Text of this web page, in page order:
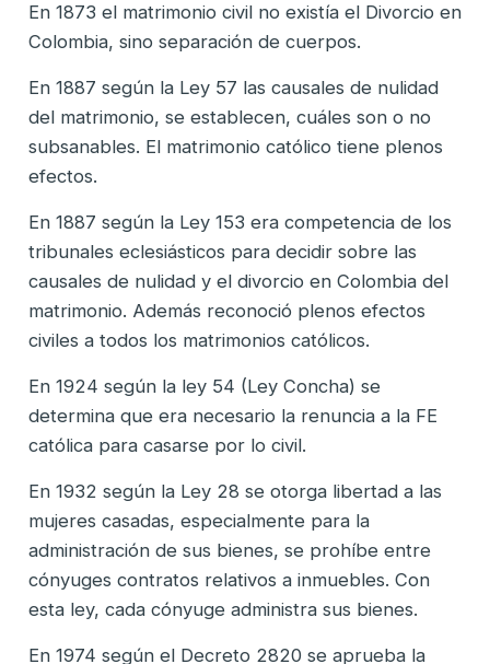
En 1873 el matrimonio civil no existía el Divorcio en
Colombia, sino separación de cuerpos.
En 1887 según la Ley 57 las causales de nulidad
del matrimonio, se establecen, cuáles son o no
subsanables. El matrimonio católico tiene plenos
efectos.
En 1887 según la Ley 153 era competencia de los
tribunales eclesiásticos para decidir sobre las
causales de nulidad y el divorcio en Colombia del
matrimonio. Además reconoció plenos efectos
civiles a todos los matrimonios católicos.
En 1924 según la ley 54 (Ley Concha) se
determina que era necesario la renuncia a la FE
católica para casarse por lo civil.
En 1932 según la Ley 28 se otorga libertad a las
mujeres casadas, especialmente para la
administración de sus bienes, se prohíbe entre
cónyuges contratos relativos a inmuebles. Con
esta ley, cada cónyuge administra sus bienes.
En 1974 según el Decreto 2820 se aprueba la